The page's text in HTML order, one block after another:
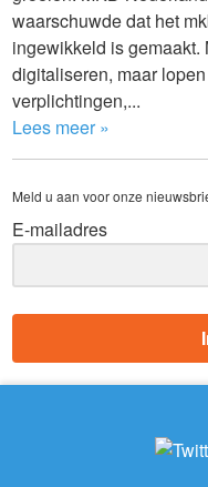
waarschuwde dat het
ingewikkeld is gemaakt.
digitaliseren, maar
verplichtingen,...
Lees meer »
Meld u aan voor onze
E-mailadres